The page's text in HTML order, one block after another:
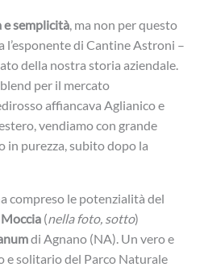
semplicità, ma non per questo
l’esponente di Cantine Astroni –
della nostra storia aziendale.
per il mercato
affiancava Aglianico e
vendiamo con grande
in purezza, subito dopo la
compreso le potenzialità del
(nella foto, sotto)
di Agnano (NA). Un vero e
e solitario del Parco Naturale